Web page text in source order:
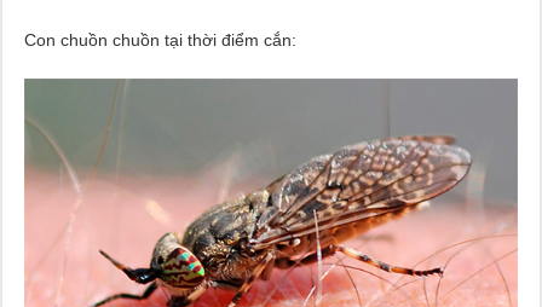
Con chuồn chuồn tại thời điểm cắn: